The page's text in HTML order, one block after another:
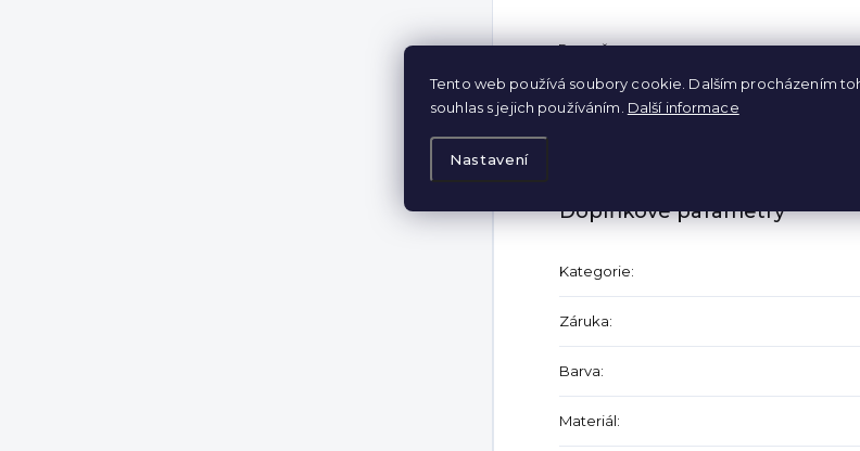
Tento web používá soubory cookie. Dalším procházením
souhlas s jejich používáním. Další informace
Nastavení
Rozměry:
délka 95cm
Doplňkové parametry
Kategorie:
Záruka:
Barva:
Materiál: